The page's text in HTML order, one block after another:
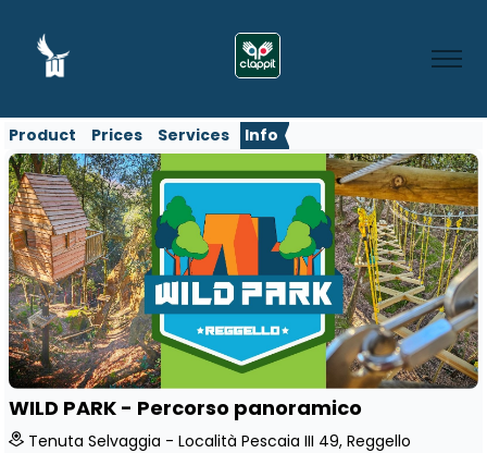
Product Prices Services Info
WILD PARK - Percorso panoramico
Tenuta Selvaggia - Località Pescaia III 49, Reggello